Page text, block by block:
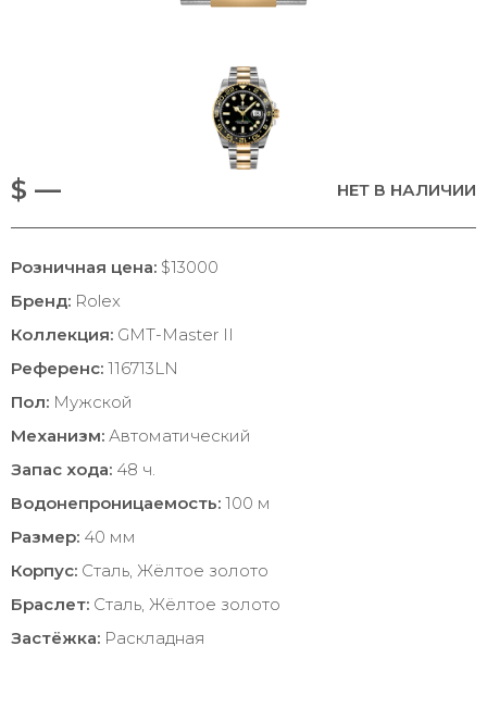
$ — НЕТ В НАЛИЧИИ
Розничная цена: $13000
Бренд: Rolex
Коллекция: GMT-Master II
Референс: 116713LN
Пол: Мужской
Механизм: Автоматический
Запас хода: 48 ч.
Водонепроницаемость: 100 м
Размер: 40 мм
Корпус: Сталь, Жёлтое золото
Браслет: Сталь, Жёлтое золото
Застёжка: Раскладная